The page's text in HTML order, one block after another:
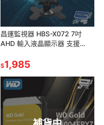
昌運監視器 HBS-X072 7吋
AHD 輸入液晶顯示器 支援
$1,985